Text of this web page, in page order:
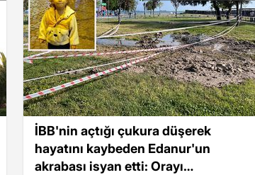
İBB'nin açtığı çukura düşerek
hayatını kaybeden Edanur'un
akrabası isyan etti: Orayı